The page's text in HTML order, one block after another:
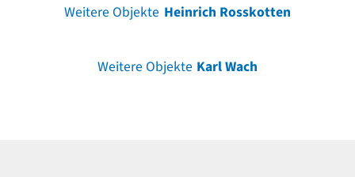
Weitere Objekte Heinrich Rosskotten
Weitere Objekte Karl Wach